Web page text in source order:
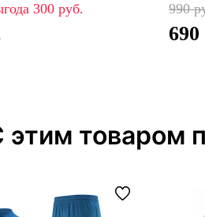
300 990
690
этим товаром